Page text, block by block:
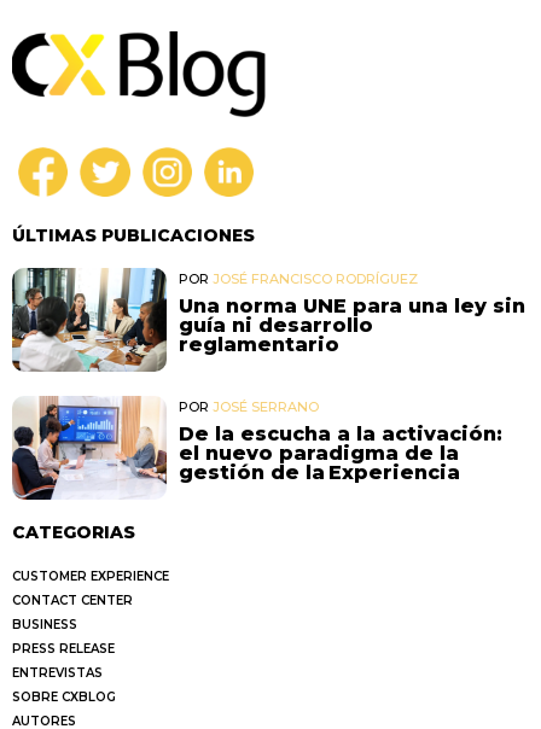
ÚLTIMAS PUBLICACIONES
POR JOSÉ FRANCISCO RODRÍGUEZ
Una norma UNE para una ley sin
guía ni desarrollo
reglamentario
POR JOSÉ SERRANO
De la escucha a la activación:
el nuevo paradigma de la
gestión de la Experiencia
CATEGORIAS
CUSTOMER EXPERIENCE
CONTACT CENTER
BUSINESS
PRESS RELEASE
ENTREVISTAS
SOBRE CXBLOG
AUTORES